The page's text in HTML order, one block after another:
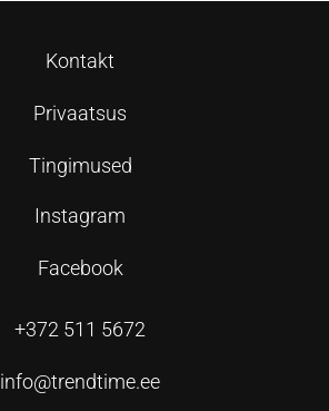
Kontakt
Privaatsus
Tingimused
Instagram
Facebook
+372 511 5672
info@trendtime.ee